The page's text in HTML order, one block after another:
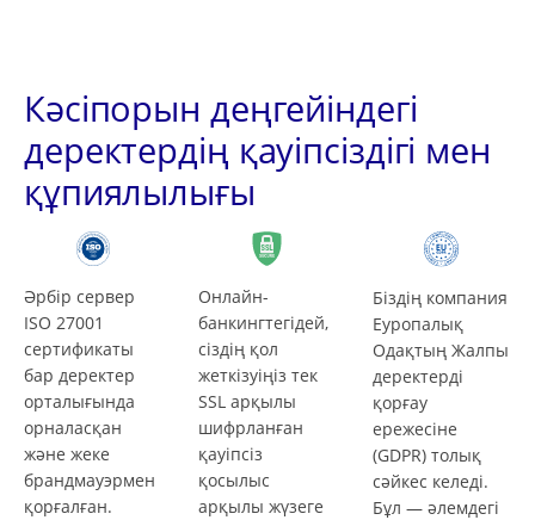
Кәсіпорын деңгейіндегі
деректердің қауіпсіздігі мен
құпиялылығы
Әрбір сервер
ISO 27001
сертификаты
бар деректер
орталығында
орналасқан
және жеке
брандмауэрмен
қорғалған.
Онлайн-
банкингтегідей,
сіздің қол
жеткізуіңіз тек
SSL арқылы
шифрланған
қауіпсіз
қосылыс
арқылы жүзеге
Біздің компания
Еуропалық
Одақтың Жалпы
деректерді
қорғау
ережесіне
(GDPR) толық
сәйкес келеді.
Бұл — әлемдегі